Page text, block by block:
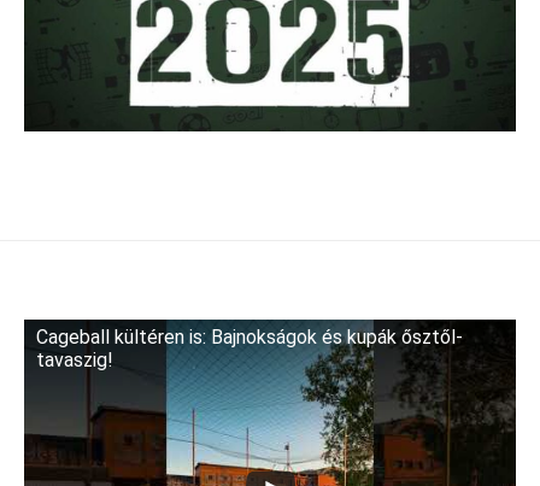
Cageball kültéren is: Bajnokságok és kupák ősztől-
tavaszig!